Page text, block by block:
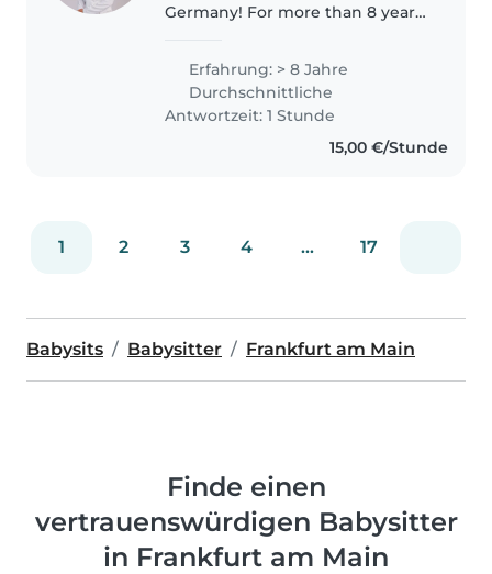
Germany! For more than 8 years,
teaching children aged 2 to 12,
including little ones with special
needs. I'm very comfortable..
Erfahrung: > 8 Jahre
Durchschnittliche
Antwortzeit: 1 Stunde
15,00 €/Stunde
1 2 3 4 ... 17
Babysits Babysitter Frankfurt am Main
Finde einen
vertrauenswürdigen Babysitter
in Frankfurt am Main